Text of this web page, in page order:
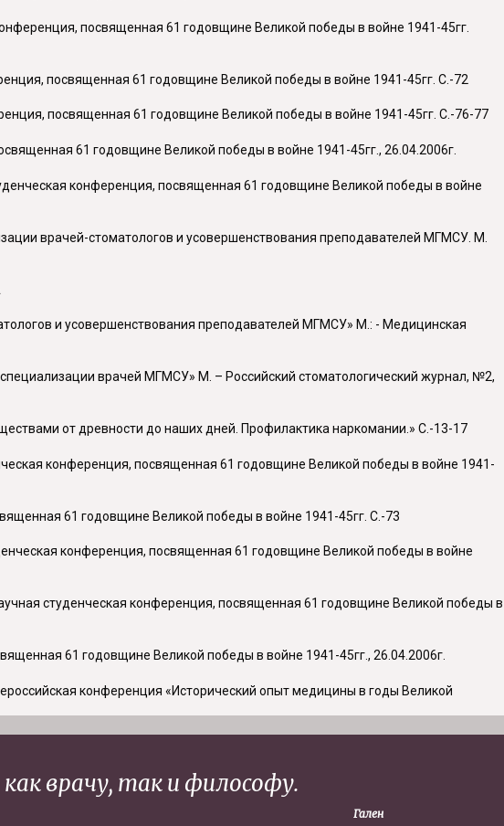
посвященная 61 годовщине Великой победы в войне 1941-45гг.
посвященная 61 годовщине Великой победы в войне 1941-45гг. С.-72
посвященная 61 годовщине Великой победы в войне 1941-45гг. С.-76-77
61 годовщине Великой победы в войне 1941-45гг., 26.04.2006г.
конференция, посвященная 61 годовщине Великой победы в войне
врачей-стоматологов и усовершенствования преподавателей МГМСУ. М.
и усовершенствования преподавателей МГМСУ» М.: - Медицинская
врачей МГМСУ» М. – Российский стоматологический журнал, №2,
от древности до наших дней. Профилактика наркомании.» С.-13-17
конференция, посвященная 61 годовщине Великой победы в войне 1941-
61 годовщине Великой победы в войне 1941-45гг. С.-73
конференция, посвященная 61 годовщине Великой победы в войне
студенческая конференция, посвященная 61 годовщине Великой победы в
61 годовщине Великой победы в войне 1941-45гг., 26.04.2006г.
конференция «Исторический опыт медицины в годы Великой
врачу, так и философу.
Гален